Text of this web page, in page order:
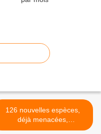
126 nouvelles espèces,
déjà menacées,
découvertes autour du